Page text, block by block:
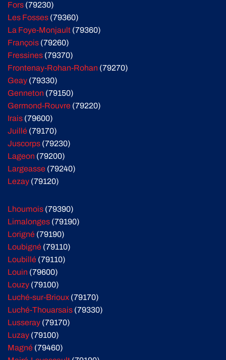
Fors (79230)
Les Fosses (79360)
La Foye-Monjault (79360)
François (79260)
Fressines (79370)
Frontenay-Rohan-Rohan (79270)
Geay (79330)
Genneton (79150)
Germond-Rouvre (79220)
Irais (79600)
Juillé (79170)
Juscorps (79230)
Lageon (79200)
Largeasse (79240)
Lezay (79120)
Lhoumois (79390)
Limalonges (79190)
Lorigné (79190)
Loubigné (79110)
Loubillé (79110)
Louin (79600)
Louzy (79100)
Luché-sur-Brioux (79170)
Luché-Thouarsais (79330)
Lusseray (79170)
Luzay (79100)
Magné (79460)